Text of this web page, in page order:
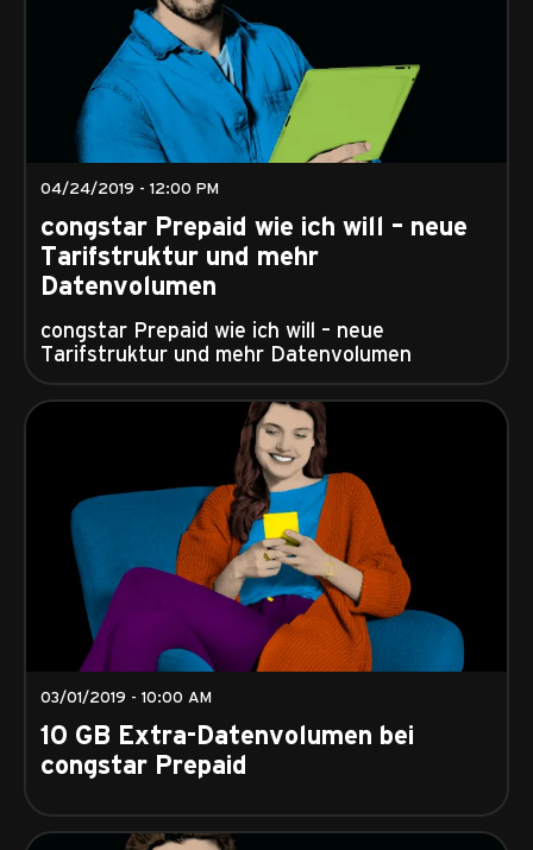
04/24/2019 - 12:00 PM
congstar Prepaid wie ich will – neue
Tarifstruktur und mehr
Datenvolumen
congstar Prepaid wie ich will – neue
Tarifstruktur und mehr Datenvolumen
03/01/2019 - 10:00 AM
10 GB Extra-Datenvolumen bei
congstar Prepaid